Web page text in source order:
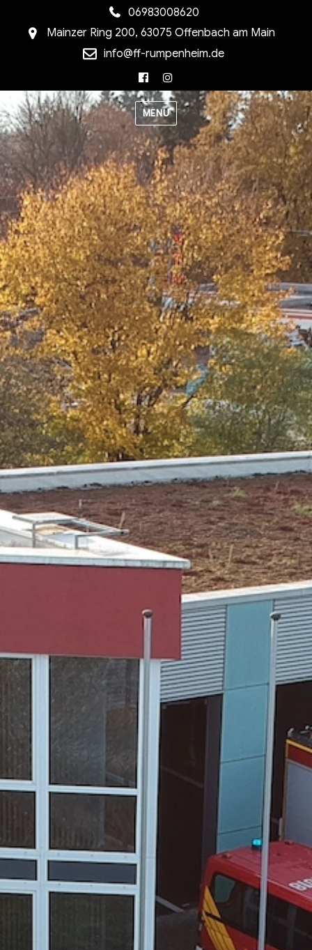
06983008620
Mainzer Ring 200, 63075 Offenbach am Main
info@ff-rumpenheim.de
Facebook
MENU